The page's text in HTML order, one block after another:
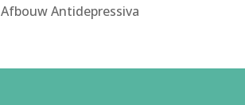
Antidepressiva